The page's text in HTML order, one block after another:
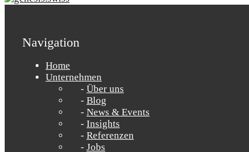
Navigation
Home
Unternehmen
Über uns
Blog
News & Events
Insights
Referenzen
Jobs